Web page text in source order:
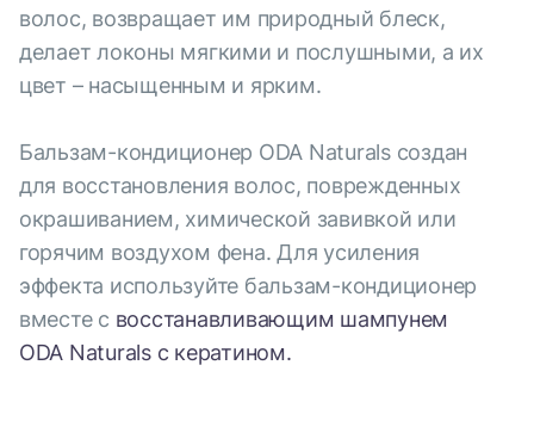
волос, возвращает им природный блеск,
делает локоны мягкими и послушными, а их
цвет – насыщенным и ярким.
Бальзам-кондиционер ODA Naturals создан
для восстановления волос, поврежденных
окрашиванием, химической завивкой или
горячим воздухом фена. Для усиления
эффекта используйте бальзам-кондиционер
вместе с восстанавливающим шампунем
ODA Naturals с кератином.